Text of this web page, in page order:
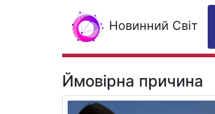
Новинний Світ
Ймовірна причина